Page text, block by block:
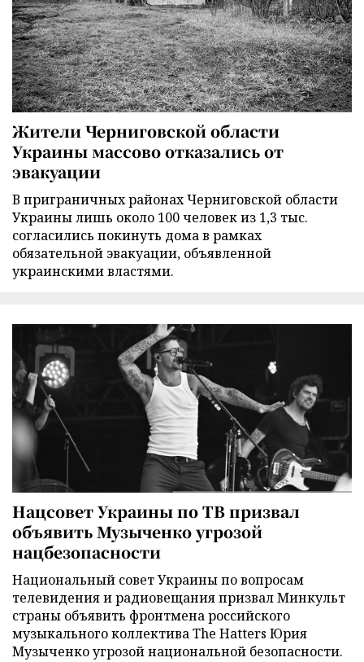
Жители Черниговской области
Украины массово отказались от
эвакуации
В приграничных районах Черниговской области
Украины лишь около 100 человек из 1,3 тыс.
согласились покинуть дома в рамках
обязательной эвакуации, объявленной
украинскими властями.
Нацсовет Украины по ТВ призвал
объявить Музыченко угрозой
нацбезопасности
Национальный совет Украины по вопросам
телевидения и радиовещания призвал Минкульт
страны объявить фронтмена российского
музыкального коллектива The Hatters Юрия
Музыченко угрозой национальной безопасности.